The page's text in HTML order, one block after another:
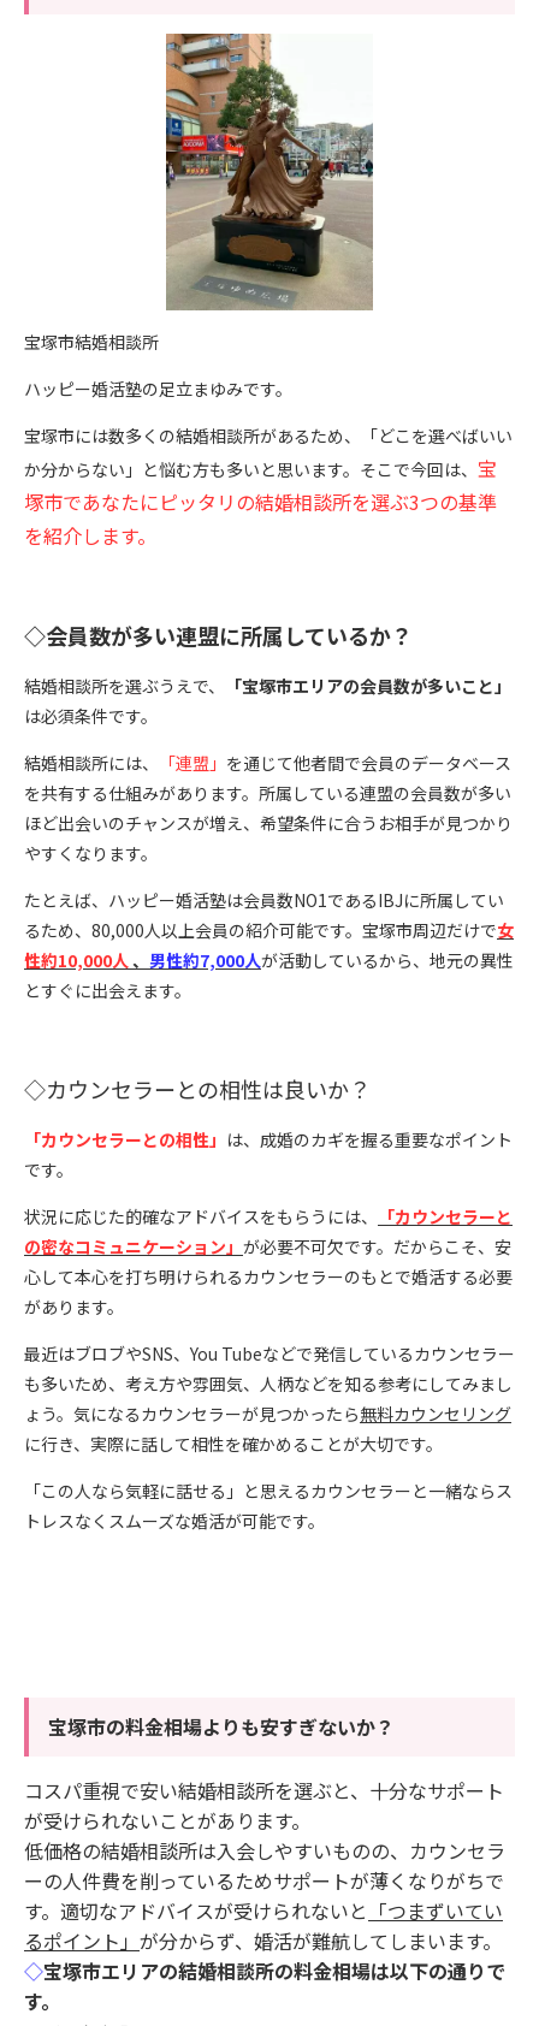
宝塚市結婚相談所
ハッピー婚活塾の足立まゆみです。
宝塚市には数多くの結婚相談所があるため、「どこを選べばいい
か分からない」と悩む方も多いと思います。そこで今回は、 宝
塚市であなたにピッタリの結婚相談所を選ぶ3つの基準
を紹介します。
◇会員数が多い連盟に所属しているか？
結婚相談所を選ぶうえで、
「宝塚市エリアの会員数が多いこと」
は必須条件です。
結婚相談所には、
「連盟」 を通じて他者間で会員のデータベース
を共有する仕組みがあります。所属している連盟の会員数が多い
ほど出会いのチャンスが増え、希望条件に合うお相手が見つかり
やすくなります。
たとえば、ハッピー婚活塾は会員数NO1であるIBJに所属してい
るため、80,000人以上会員の紹介可能です。宝塚市周辺だけで女
性約10,000人、 男性約7,000人が活動しているから、地元の異性
とすぐに出会えます。
◇カウンセラーとの相性は良いか？
「カウンセラーとの相性」 は、成婚のカギを握る重要なポイント
です。
状況に応じた的確なアドバイスをもらうには、
「カウンセラーと
の密なコミュニケーション」 が必要不可欠です。だからこそ、安
心して本心を打ち明けられるカウンセラーのもとで婚活する必要
があります。
最近はブロブやSNS、You Tubeなどで発信しているカウンセラー
も多いため、考え方や雰囲気、人柄などを知る参考にしてみまし
ょう。気になるカウンセラーが見つかったら無料カウンセリング
に行き、実際に話して相性を確かめることが大切です。
「この人なら気軽に話せる」と思えるカウンセラーと一緒ならス
トレスなくスムーズな婚活が可能です。
宝塚市の料金相場よりも安すぎないか？
コスパ重視で安い結婚相談所を選ぶと、十分なサポート
が受けられないことがあります。
低価格の結婚相談所は入会しやすいものの、カウンセラ
ーの人件費を削っているためサポートが薄くなりがちで
す。適切なアドバイスが受けられないと 「つまずいてい
るポイント」 が分からず、婚活が難航してしまいます。
◇宝塚市エリアの結婚相談所の料金相場は以下の通りで
す。